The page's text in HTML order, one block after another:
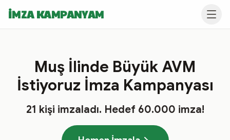
İMZA KAMPANYAM
Muş İlinde Büyük AVM
İstiyoruz İmza Kampanyası
21 kişi imzaladı. Hedef 60.000 imza!